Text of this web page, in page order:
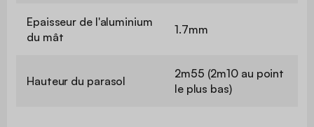
Epaisseur de l'aluminium
du mât
1.7mm
Hauteur du parasol
2m55 (2m10 au point
le plus bas)